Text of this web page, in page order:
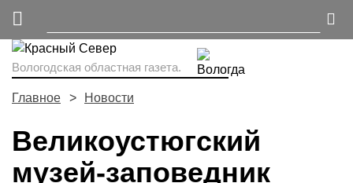
Вологодская областная газета.
Главное Новости
Великоустюгский
музей-заповедник